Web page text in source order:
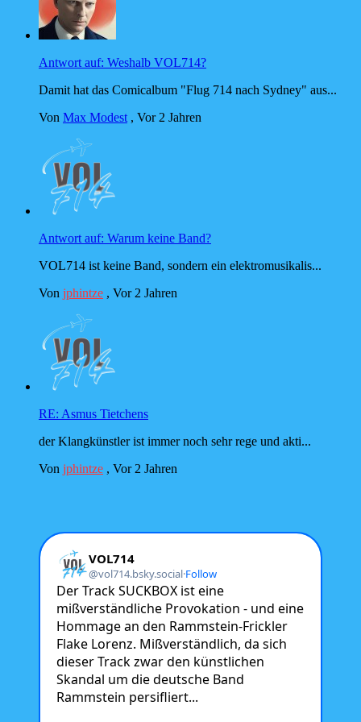
Antwort auf: Weshalb VOL714?
Damit hat das Comicalbum "Flug 714 nach Sydney" aus...
Von Max Modest , Vor 2 Jahren
Antwort auf: Warum keine Band?
VOL714 ist keine Band, sondern ein elektromusikalis...
Von jphintze , Vor 2 Jahren
RE: Asmus Tietchens
der Klangkünstler ist immer noch sehr rege und akti...
Von jphintze , Vor 2 Jahren